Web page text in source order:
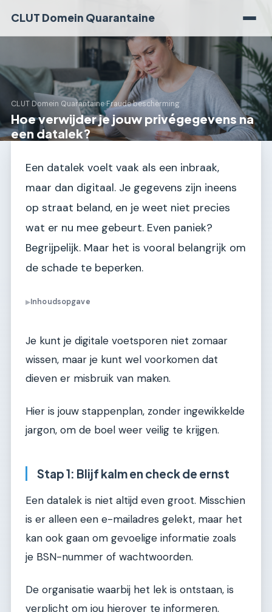
CLUT Domein Quarantaine
CLUT Domein Quarantaine›Fraude bescherming
Hoe verwijder je jouw privégegevens na
een datalek?
Een datalek voelt vaak als een inbraak,
maar dan digitaal. Je gegevens zijn ineens
op straat beland, en je weet niet precies
wat er nu mee gebeurt. Even paniek?
Begrijpelijk. Maar het is vooral belangrijk om
de schade te beperken.
▶Inhoudsopgave
Je kunt je digitale voetsporen niet zomaar
wissen, maar je kunt wel voorkomen dat
dieven er misbruik van maken.
Hier is jouw stappenplan, zonder ingewikkelde
jargon, om de boel weer veilig te krijgen.
Stap 1: Blijf kalm en check de ernst
Een datalek is niet altijd even groot. Misschien
is er alleen een e-mailadres gelekt, maar het
kan ook gaan om gevoelige informatie zoals
je BSN-nummer of wachtwoorden.
De organisatie waarbij het lek is ontstaan, is
verplicht om jou hierover te informeren.